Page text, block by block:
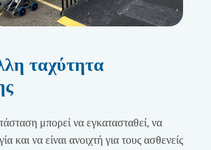
ταχύτητα
μπορεί να εγκατασταθεί, να
και να είναι ανοιχτή για τους ασθενείς